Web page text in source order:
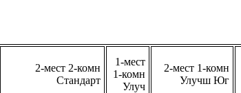
2-мест 2-комн
Стандарт
1-мест
1-комн
Улуч
2-мест 1-комн
Улучш Юг